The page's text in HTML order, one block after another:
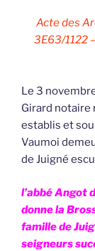
Acte des
3E63/1122
Le 3
Girard notaire
establis et
Vaumoi
de Juigné
l’abbé Angot
donne la
famille de
seigneurs